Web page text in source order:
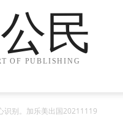
民
OF PUBLISHING
识别。加乐美出国20211119